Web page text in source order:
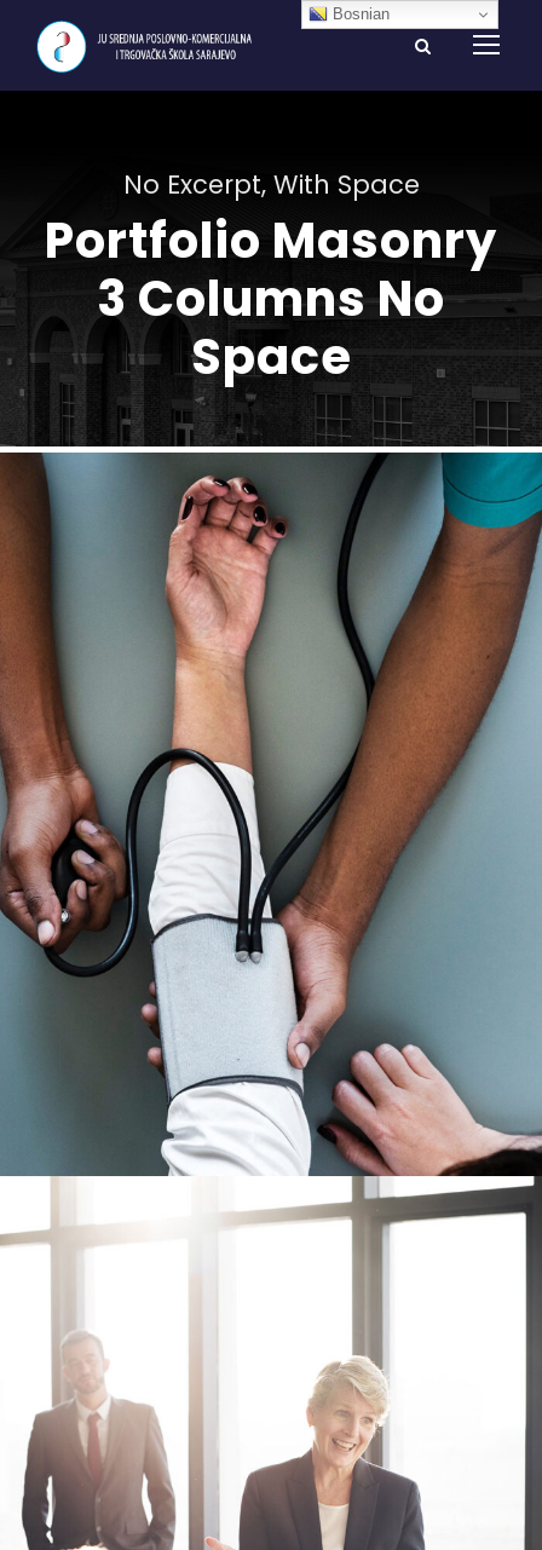
No Excerpt, With Space
Portfolio Masonry
3 Columns No
Space
Charity & Voluntary For Social
Charity
Medical Breakthrough
Medical
Business Showcase Session
Bosnian